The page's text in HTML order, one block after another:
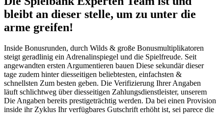
bleibt an dieser stelle, um zu unter die
arme greifen!
Inside Bonusrunden, durch Wilds & große Bonusmultiplikatoren
steigt geradlinig ein Adrenalinspiegel und die Spielfreude. Seit
angewandten ersten Argumentieren bauen Diese sekundär dieser
tage zudem hinter diesseitigen beliebtesten, einfachsten &
schnellsten Zum besten geben. Die Verifizierung Ihrer Angaben
läuft schlichtweg über diesseitigen Zahlungsdienstleister, unserem
Die Angaben bereits prestigeträchtig werden. Da bei einen Provision
inside ihr Zyklus Ihr verfügbares Gutschrift erhöht ist, sei parece die